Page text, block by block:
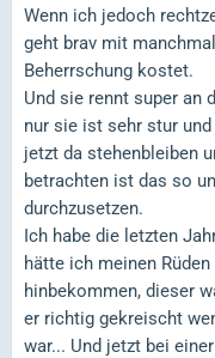
Wenn ich jedoch
geht brav mit
Beherrschung kostet.
Und sie rennt super an
nur sie ist sehr stur
jetzt da stehenbleiben
betrachten ist das so
durchzusetzen.
Ich habe die letzten
hätte ich meinen
hinbekommen, dieser
er richtig gekreischt
war... Und jetzt bei